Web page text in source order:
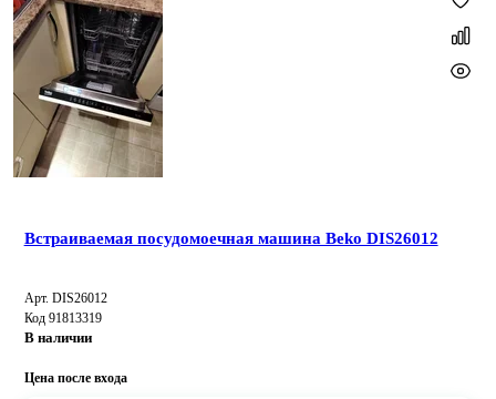
Встраиваемая посудомоечная машина Beko DIS26012
Арт. DIS26012
Код 91813319
В наличии
Цена после входа